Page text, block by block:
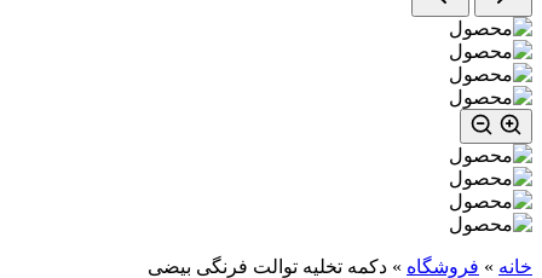
خانه » فروشگاه » دکمه تخلیه توالت‌ فرنگی بیضی